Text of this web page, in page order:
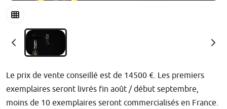
Le prix de vente conseillé est de 14500 €. Les premiers
exemplaires seront livrés fin août / début septembre,
moins de 10 exemplaires seront commercialisés en France.